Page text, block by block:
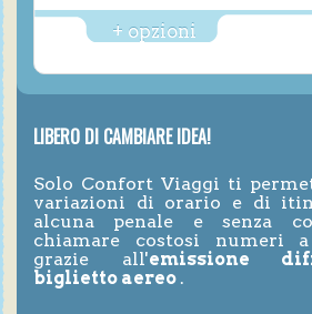
+ opzioni
LIBERO DI CAMBIARE IDEA!
Solo Confort Viaggi ti
variazioni di orario e di
alcuna penale e senza
chiamare costosi numeri a
grazie all'emissione
biglietto aereo .